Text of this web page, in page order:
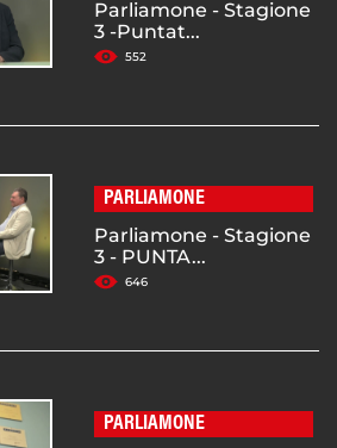
Parliamone - Stagione
3 -Puntat...
552
PARLIAMONE
Parliamone - Stagione
3 - PUNTA...
646
PARLIAMONE